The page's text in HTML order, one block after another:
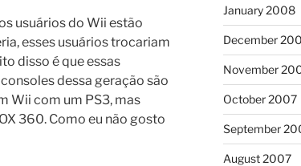
usuários do Wii estão
esses usuários trocariam
disso é que essas
dessa geração são
Wii com um PS3, mas
360. Como eu não gosto
January 2008
December
November
October 2007
September
August 2007